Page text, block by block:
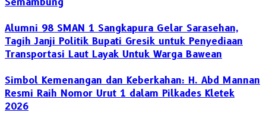
Alumni 98 SMAN 1 Sangkapura Gelar Sarasehan,
Tagih Janji Politik Bupati Gresik untuk Penyediaan
Transportasi Laut Layak Untuk Warga Bawean
Simbol Kemenangan dan Keberkahan: H. Abd Mannan
Resmi Raih Nomor Urut 1 dalam Pilkades Kletek
2026